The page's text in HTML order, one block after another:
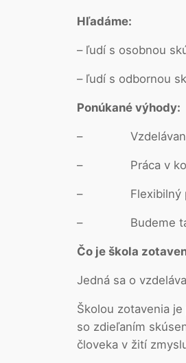
Hľadáme:
– ľudí s osobnou
– ľudí s odbornou
Ponúkané výhody:
– Vzdelávanie
– Práca v
– Flexibilný
– Budeme ta
Čo je škola
Jedná sa o
Školou zotavenia
so zdieľaním
človeka v žití